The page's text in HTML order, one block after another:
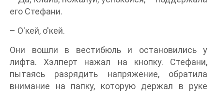
его Стефани.
– О'кей, о'кей.
Они вошли в вестибюль и остановились у
лифта. Хэлперт нажал на кнопку. Стефани,
пытаясь разрядить напряжение, обратила
внимание на папку, которую держал в руке